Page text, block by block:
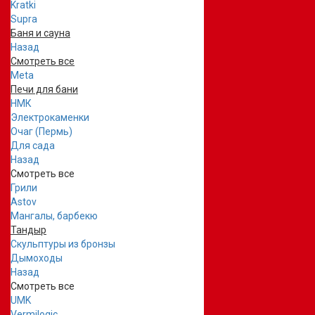
Kratki
Supra
Баня и сауна
Назад
Смотреть все
Meta
Печи для бани
НМК
Электрокаменки
Очаг (Пермь)
Для сада
Назад
Смотреть все
Грили
Astov
Мангалы, барбекю
Тандыр
Скульптуры из бронзы
Дымоходы
Назад
Смотреть все
UMK